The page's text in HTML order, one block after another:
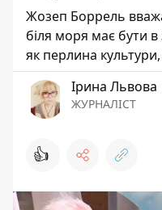
Жозеп Боррель
біля моря має бути в
як перлина
Ірина Львова
ЖУРНАЛІСТ
👍